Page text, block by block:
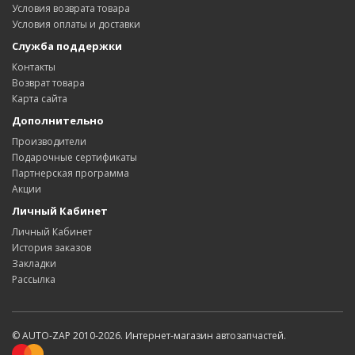
Условия возврата товара
Условия оплаты и доставки
Служба поддержки
Контакты
Возврат товара
Карта сайта
Дополнительно
Производители
Подарочные сертификаты
Партнерская программа
Акции
Личный Кабинет
Личный Кабинет
История заказов
Закладки
Рассылка
© AUTO-ZAP 2010-2026. Интернет-магазин автозапчастей.